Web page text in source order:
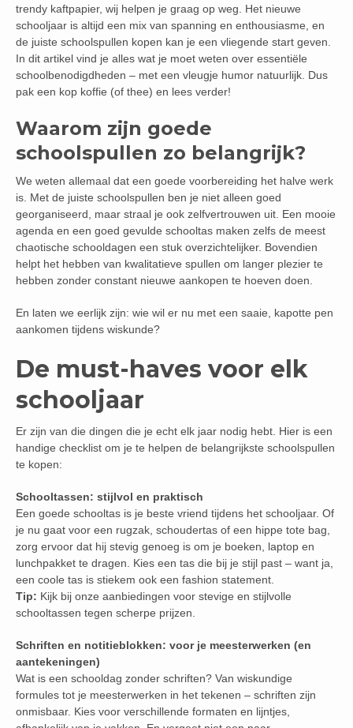
trendy kaftpapier, wij helpen je graag op weg. Het nieuwe
schooljaar is altijd een mix van spanning en enthousiasme, en
de juiste schoolspullen kopen kan je een vliegende start geven.
In dit artikel vind je alles wat je moet weten over essentiële
schoolbenodigdheden – met een vleugje humor natuurlijk. Dus
pak een kop koffie (of thee) en lees verder!
Waarom zijn goede
schoolspullen zo belangrijk?
We weten allemaal dat een goede voorbereiding het halve werk
is. Met de juiste schoolspullen ben je niet alleen goed
georganiseerd, maar straal je ook zelfvertrouwen uit. Een mooie
agenda en een goed gevulde schooltas maken zelfs de meest
chaotische schooldagen een stuk overzichtelijker. Bovendien
helpt het hebben van kwalitatieve spullen om langer plezier te
hebben zonder constant nieuwe aankopen te hoeven doen.
En laten we eerlijk zijn: wie wil er nu met een saaie, kapotte pen
aankomen tijdens wiskunde?
De must-haves voor elk
schooljaar
Er zijn van die dingen die je echt elk jaar nodig hebt. Hier is een
handige checklist om je te helpen de belangrijkste schoolspullen
te kopen:
Schooltassen: stijlvol en praktisch
Een goede schooltas is je beste vriend tijdens het schooljaar. Of
je nu gaat voor een rugzak, schoudertas of een hippe tote bag,
zorg ervoor dat hij stevig genoeg is om je boeken, laptop en
lunchpakket te dragen. Kies een tas die bij je stijl past – want ja,
een coole tas is stiekem ook een fashion statement.
Tip: Kijk bij onze aanbiedingen voor stevige en stijlvolle
schooltassen tegen scherpe prijzen.
Schriften en notitieblokken: voor je meesterwerken (en
aantekeningen)
Wat is een schooldag zonder schriften? Van wiskundige
formules tot je meesterwerken in het tekenen – schriften zijn
onmisbaar. Kies voor verschillende formaten en lijntjes,